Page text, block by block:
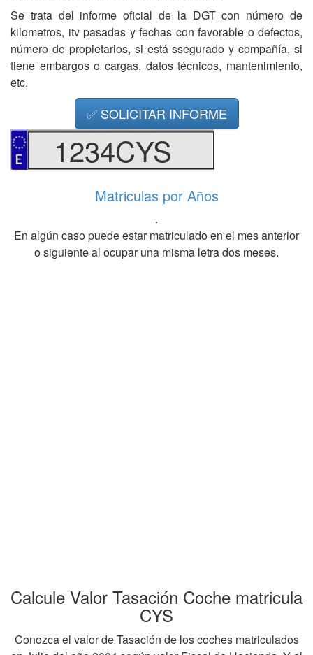
Se trata del informe oficial de la DGT con número de
kilometros, itv pasadas y fechas con favorable o defectos,
número de propietarios, si está ssegurado y compañía, si
tiene embargos o cargas, datos técnicos, mantenimiento,
etc.
✅ SOLICITAR INFORME
1234CYS
Matriculas por Años
.
En algún caso puede estar matriculado en el mes anterior
o siguiente al ocupar una misma letra dos meses.
Calcule Valor Tasación Coche matricula
CYS
Conozca el valor de Tasación de los coches matriculados